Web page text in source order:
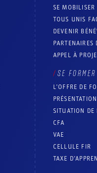
SE MOBILISER
TOUS UNIS
DEVENIR
PARTENAIRES
APPEL À
SE FORMER
L’OFFRE DE
SITUATION DE
CFA
VAE
CELLULE FIR
TAXE